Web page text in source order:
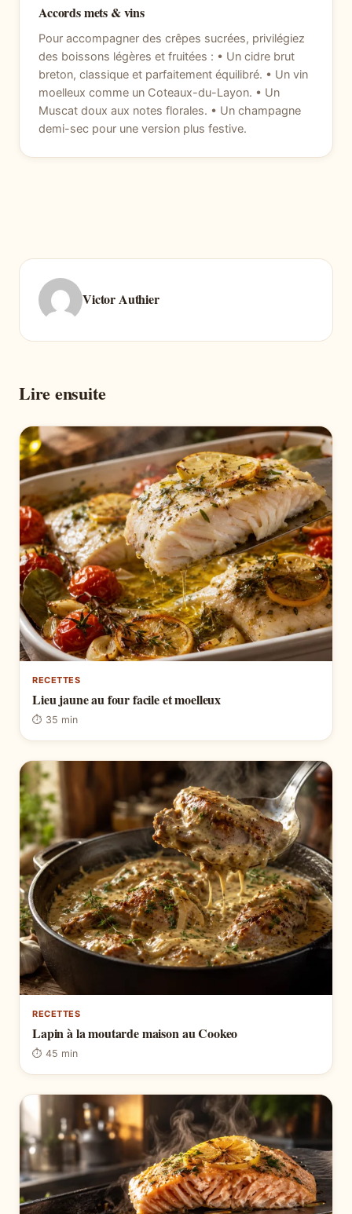
Accords mets & vins
Pour accompagner des crêpes sucrées, privilégiez
des boissons légères et fruitées : • Un cidre brut
breton, classique et parfaitement équilibré. • Un vin
moelleux comme un Coteaux-du-Layon. • Un
Muscat doux aux notes florales. • Un champagne
demi-sec pour une version plus festive.
Victor Authier
Lire ensuite
RECETTES
Lieu jaune au four facile et moelleux
⏱ 35 min
RECETTES
Lapin à la moutarde maison au Cookeo
⏱ 45 min